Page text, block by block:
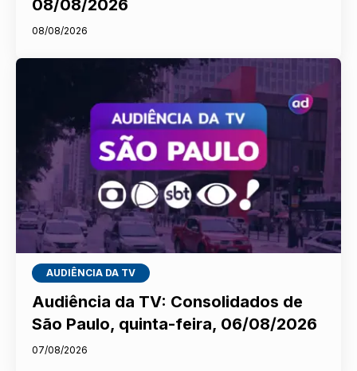
08/08/2026
08/08/2026
AUDIÊNCIA DA TV
Audiência da TV: Consolidados de
São Paulo, quinta-feira, 06/08/2026
07/08/2026